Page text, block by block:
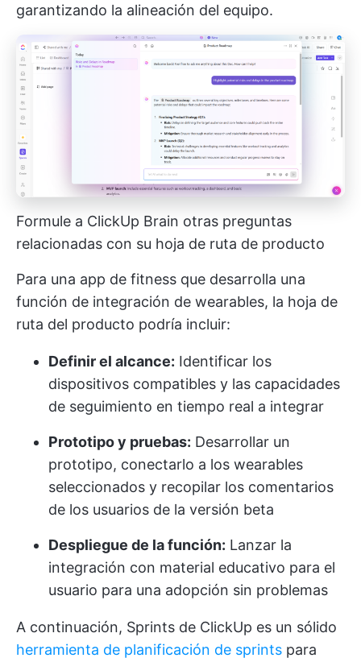
garantizando la alineación del equipo.
Formule a ClickUp Brain otras preguntas
relacionadas con su hoja de ruta de producto
Para una app de fitness que desarrolla una
función de integración de wearables, la hoja de
ruta del producto podría incluir:
Definir el alcance: Identificar los
dispositivos compatibles y las capacidades
de seguimiento en tiempo real a integrar
Prototipo y pruebas: Desarrollar un
prototipo, conectarlo a los wearables
seleccionados y recopilar los comentarios
de los usuarios de la versión beta
Despliegue de la función: Lanzar la
integración con material educativo para el
usuario para una adopción sin problemas
A continuación, Sprints de ClickUp es un sólido
herramienta de planificación de sprints para